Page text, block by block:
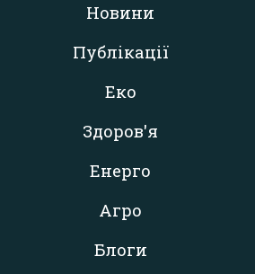
Новини
Публікації
Еко
Здоров'я
Енерго
Агро
Блоги